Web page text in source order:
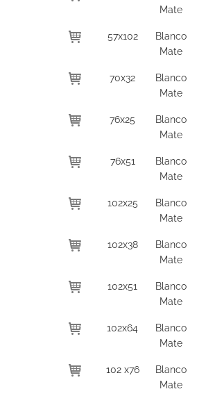
Mate
57x102
Blanco
Mate
70x32
Blanco
Mate
76x25
Blanco
Mate
76x51
Blanco
Mate
102x25
Blanco
Mate
102x38
Blanco
Mate
102x51
Blanco
Mate
102x64
Blanco
Mate
102 x76
Blanco
Mate